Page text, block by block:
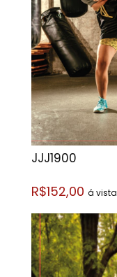
JJJ1900
R$152,00 á vista